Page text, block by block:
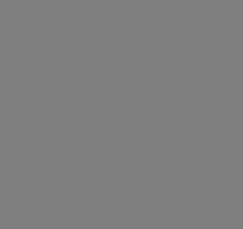
brug knapperne til at øge